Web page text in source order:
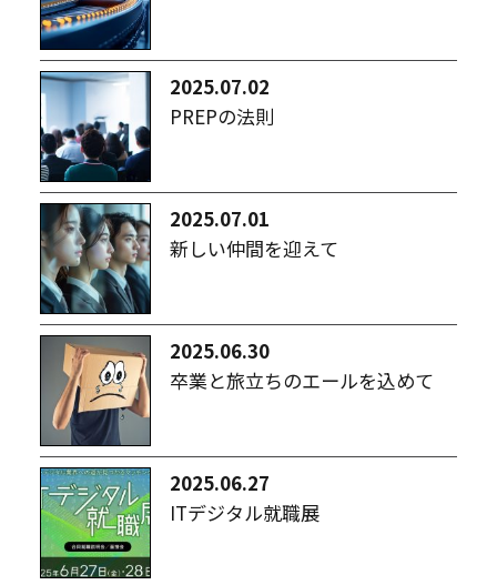
2025.07.02
PREPの法則
2025.07.01
新しい仲間を迎えて
2025.06.30
卒業と旅立ちのエールを込めて
2025.06.27
ITデジタル就職展